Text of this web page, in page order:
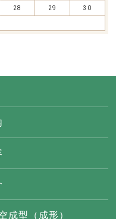
28 29 30
成型（成形）